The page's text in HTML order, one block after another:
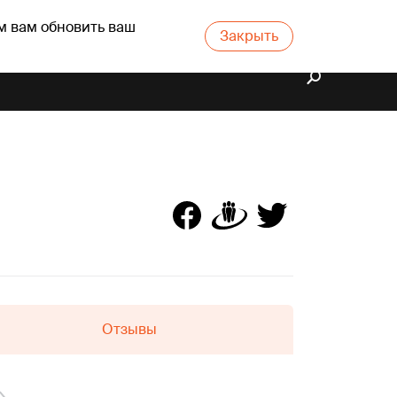
вам обновить ваш Закрыть
Отзывы